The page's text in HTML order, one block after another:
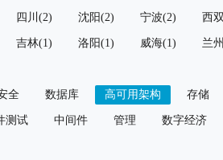
四川(2) 沈阳(2) 宁波(2) 西
吉林(1) 洛阳(1) 威海(1) 兰
全 数据库 高可用架构 存储
测试 中间件 管理 数字经济